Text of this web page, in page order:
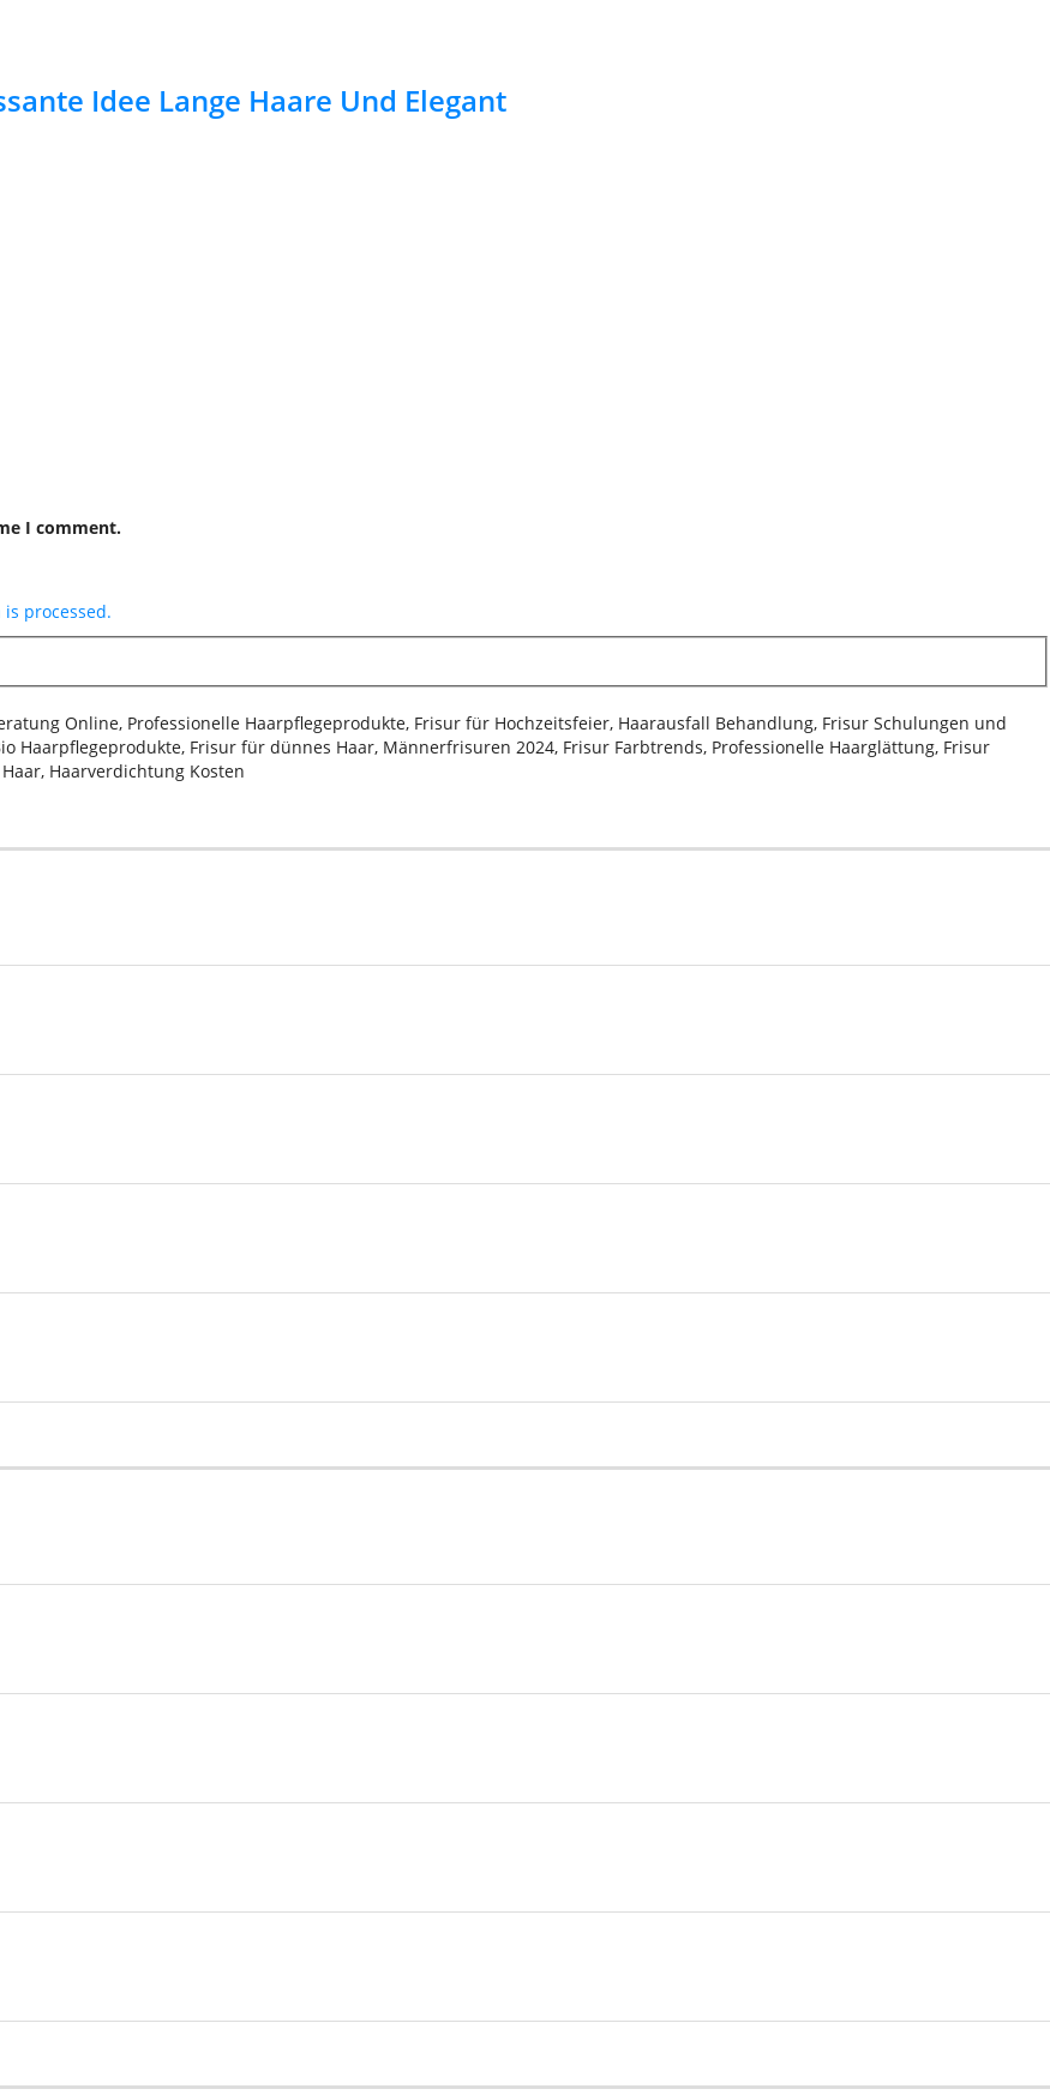
Idee Lange Haare Und Elegant
I comment.
processed.
Online, Professionelle Haarpflegeprodukte, Frisur für Hochzeitsfeier, Haarausfall Behandlung, Frisur Schulungen und
Haarpflegeprodukte, Frisur für dünnes Haar, Männerfrisuren 2024, Frisur Farbtrends, Professionelle Haarglättung, Frisur
Haarverdichtung Kosten